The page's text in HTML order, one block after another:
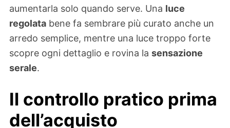
aumentarla solo quando serve. Una luce
regolata bene fa sembrare più curato anche un
arredo semplice, mentre una luce troppo forte
scopre ogni dettaglio e rovina la sensazione
serale.
Il controllo pratico prima
dell’acquisto